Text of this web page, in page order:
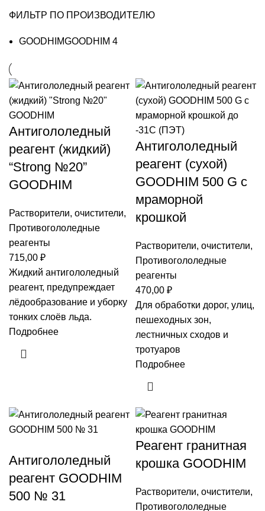
ФИЛЬТР ПО ПРОИЗВОДИТЕЛЮ
GOODHIMGOODHIM 4
Антигололедный
реагент (жидкий)
“Strong №20”
GOODHIM
Растворители, очистители,
Противогололедные
реагенты
715,00 ₽
Жидкий антигололедный
реагент, предупреждает
лёдообразование и уборку
тонких слоёв льда.
Подробнее
Антигололедный
реагент (сухой)
GOODHIM 500 G с
мраморной
крошкой
Растворители, очистители,
Противогололедные
реагенты
470,00 ₽
Для обработки дорог, улиц,
пешеходных зон,
лестничных сходов и
тротуаров
Подробнее
Антигололедный
реагент GOODHIM
500 № 31
Реагент гранитная
крошка GOODHIM
Растворители, очистители,
Противогололедные